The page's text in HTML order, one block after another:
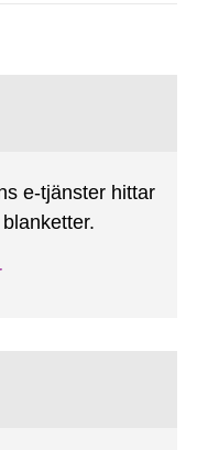
e-tjänster hittar